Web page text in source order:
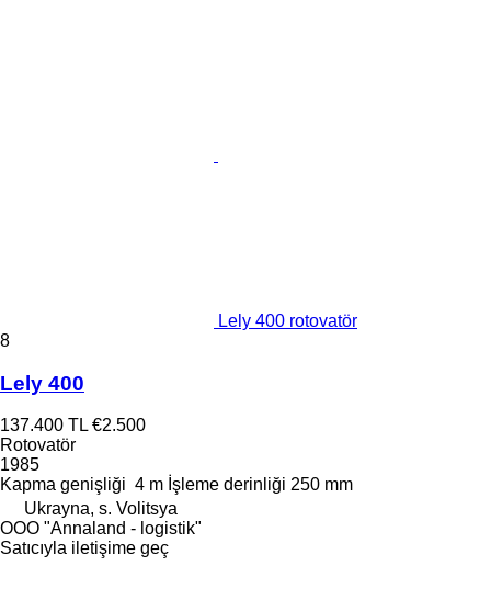
Lely 400 rotovatör
8
Lely 400
137.400 TL €2.500
Rotovatör
1985
Kapma genişliği 4 m İşleme derinliği 250 mm
Ukrayna, s. Volitsya
OOO "Annaland - logistik"
Satıcıyla iletişime geç